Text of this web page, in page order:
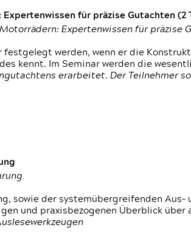
für präzise Gutachten
Expertenwissen für präzise
festgelegt werden, wenn er die
kennt. Im Seminar werden die
erarbeitet. Der Teilnehmer
sowie der systemübergreifenden
und praxisbezogenen Überblick über